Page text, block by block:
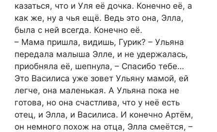
казаться, что и Уля её дочка. Конечно её, а
как же, ну а чья ещё. Ведь это она, Элла,
была с ней всегда. Конечно её.
– Мама пришла, видишь, Гурик? – Ульяна
передала малыша Элле, и не удержалась,
приобняла её, шепнула, – Спасибо тебе…
Это Василиса уже зовет Ульяну мамой, ей
легче, она маленькая. А Ульяна пока не
готова, но она счастлива, что у неё есть
отец, и Элла, и Василиса. И конечно Артём,
он немного похож на отца, Элла смеётся, –